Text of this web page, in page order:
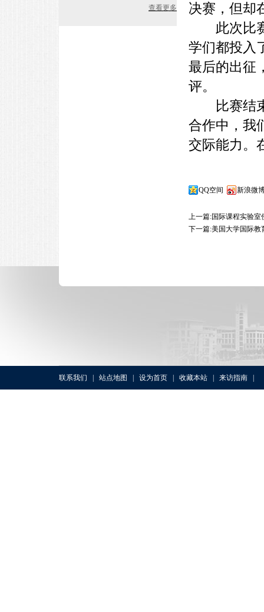
查看更多
决赛，但却
此次比赛
学们都投入
最后的出征
评。
比赛结束
合作中，我
交际能力。
QQ空间 新浪微
上一篇:国际课程实验室
下一篇:美国大学国际教
联系我们 站点地图 设为首页 收藏本站 来访指南